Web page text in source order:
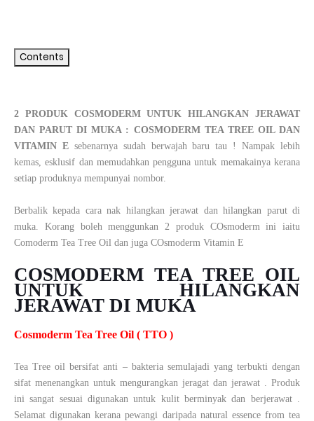
Contents
2 PRODUK COSMODERM UNTUK HILANGKAN JERAWAT
DAN PARUT DI MUKA : COSMODERM TEA TREE OIL DAN
VITAMIN Esebenarnya sudah berwajah baru tau ! Nampak lebih
kemas, esklusif dan memudahkan pengguna untuk memakainya kerana
setiap produknya mempunyai nombor.
Berbalik kepada cara nak hilangkan jerawat dan hilangkan parut di
muka. Korang boleh menggunkan 2 produk COsmoderm ini iaitu
Comoderm Tea Tree Oil dan juga COsmoderm Vitamin E
COSMODERM TEA TREE OIL
UNTUK HILANGKAN
JERAWAT DI MUKA
Cosmoderm Tea Tree Oil ( TTO )
Tea Tree oil bersifat anti – bakteria semulajadi yang terbukti dengan
sifat menenangkan untuk mengurangkan jeragat dan jerawat . Produk
ini sangat sesuai digunakan untuk kulit berminyak dan berjerawat .
Selamat digunakan kerana pewangi daripada natural essence from tea